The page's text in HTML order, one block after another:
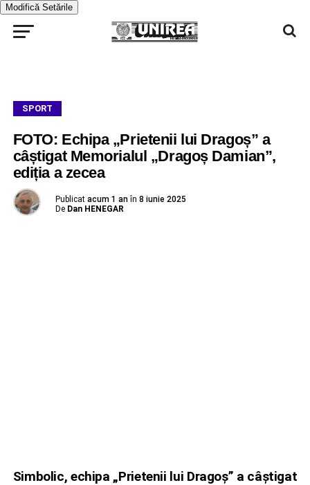
Modifică Setările
SPORT
FOTO: Echipa „Prietenii lui Dragoș” a
câștigat Memorialul „Dragoș Damian”,
ediția a zecea
Publicat acum 1 an în 8 iunie 2025
De Dan HENEGAR
Simbolic, echipa „Prietenii lui Dragoș” a câștigat